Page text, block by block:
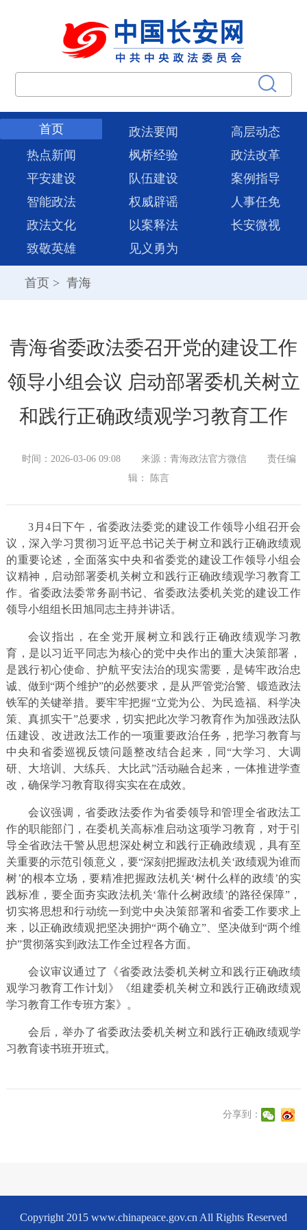
首页 政法要闻
高层动态
热点新闻
枫桥经验
政法改革
平安建设
队伍建设
案例指导
智能政法
权威辟谣
人事任免
政法文化
以案释法
长安微视
致敬英雄
见义勇为
首页 > 青海
青海省委政法委召开党的建设工作
领导小组会议 启动部署委机关树立
和践行正确政绩观学习教育工作
时间：2026-03-06 09:08 来源：青海政法官方微信
责任编
辑： 陈言
3月4日下午，省委政法委党的建设工作领导小组召开会
议，深入学习贯彻习近平总书记关于树立和践行正确政绩观
的重要论述，全面落实中央和省委党的建设工作领导小组会
议精神，启动部署委机关树立和践行正确政绩观学习教育工
作。省委政法委常务副书记、省委政法委机关党的建设工作
领导小组组长田旭同志主持并讲话。
会议指出，在全党开展树立和践行正确政绩观学习教
育，是以习近平同志为核心的党中央作出的重大决策部署，
是践行初心使命、护航平安法治的现实需要，是铸牢政治忠
诚、做到“两个维护”的必然要求，是从严管党治警、锻造政法
铁军的关键举措。要牢牢把握“立党为公、为民造福、科学决
策、真抓实干”总要求，切实把此次学习教育作为加强政法队
伍建设、改进政法工作的一项重要政治任务，把学习教育与
中央和省委巡视反馈问题整改结合起来，同“大学习、大调
研、大培训、大练兵、大比武”活动融合起来，一体推进学查
改，确保学习教育取得实实在在成效。
会议强调，省委政法委作为省委领导和管理全省政法工
作的职能部门，在委机关高标准启动这项学习教育，对于引
导全省政法干警从思想深处树立和践行正确政绩观，具有至
关重要的示范引领意义，要“深刻把握政法机关‘政绩观为谁而
树’的根本立场，要精准把握政法机关‘树什么样的政绩’的实
践标准，要全面夯实政法机关‘靠什么树政绩’的路径保障”，
切实将思想和行动统一到党中央决策部署和省委工作要求上
来，以正确政绩观把坚决拥护“两个确立”、坚决做到“两个维
护”贯彻落实到政法工作全过程各方面。
会议审议通过了《省委政法委机关树立和践行正确政绩
观学习教育工作计划》《组建委机关树立和践行正确政绩观
学习教育工作专班方案》。
会后，举办了省委政法委机关树立和践行正确政绩观学
习教育读书班开班式。
分享到：
Copyright 2015 www.chinapeace.gov.cn All Rights Reserved